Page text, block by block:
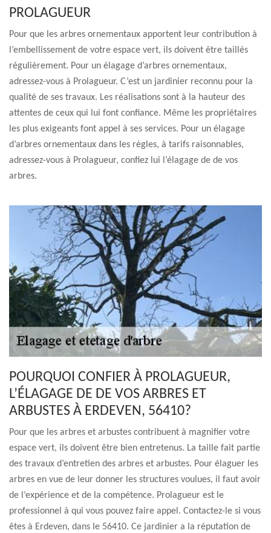
PROLAGUEUR
Pour que les arbres ornementaux apportent leur contribution à
l’embellissement de votre espace vert, ils doivent être taillés
régulièrement. Pour un élagage d’arbres ornementaux,
adressez-vous à Prolagueur. C’est un jardinier reconnu pour la
qualité de ses travaux. Les réalisations sont à la hauteur des
attentes de ceux qui lui font confiance. Même les propriétaires
les plus exigeants font appel à ses services. Pour un élagage
d’arbres ornementaux dans les règles, à tarifs raisonnables,
adressez-vous à Prolagueur, confiez lui l’élagage de de vos
arbres.
POURQUOI CONFIER À PROLAGUEUR,
L’ÉLAGAGE DE DE VOS ARBRES ET
ARBUSTES À ERDEVEN, 56410?
Pour que les arbres et arbustes contribuent à magnifier votre
espace vert, ils doivent être bien entretenus. La taille fait partie
des travaux d’entretien des arbres et arbustes. Pour élaguer les
arbres en vue de leur donner les structures voulues, il faut avoir
de l’expérience et de la compétence. Prolagueur est le
professionnel à qui vous pouvez faire appel. Contactez-le si vous
êtes à Erdeven, dans le 56410. Ce jardinier a la réputation de